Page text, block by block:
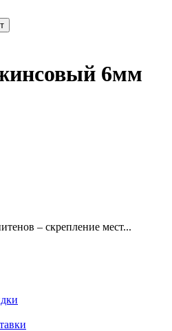
6мм
– скрепление мест...